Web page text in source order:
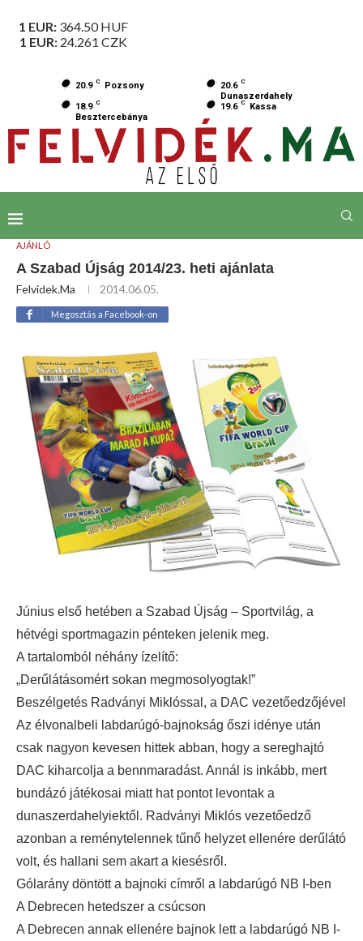
1 EUR: 364.50HUF
1 EUR: 24.261 CZK
20.9 C Pozsony 20.6 C
Dunaszerdahely
18.9 C
Besztercebánya
19.6 C Kassa
AJÁNLÓ
A Szabad Újság 2014/23. heti ajánlata
Felvidek.ma 2014.06.05.
Megosztás a Facebook-on
Június első hetében a Szabad Újság – Sportvilág, a
hétvégi sportmagazin pénteken jelenik meg.
A tartalomból néhány ízelítő:
„Derűlátásomért sokan megmosolyogtak!”
Beszélgetés Radványi Miklóssal, a DAC vezetőedzőjével
Az élvonalbeli labdarúgó-bajnokság őszi idénye után
csak nagyon kevesen hittek abban, hogy a sereghajtó
DAC kiharcolja a bennmaradást. Annál is inkább, mert
bundázó játékosai miatt hat pontot levontak a
dunaszerdahelyiektől. Radványi Miklós vezetőedző
azonban a reménytelennek tűnő helyzet ellenére derűlátó
volt, és hallani sem akart a kiesésről.
Gólarány döntött a bajnoki címről a labdarúgó NB I-ben
A Debrecen hetedszer a csúcson
A Debrecen annak ellenére bajnok lett a labdarúgó NB I-